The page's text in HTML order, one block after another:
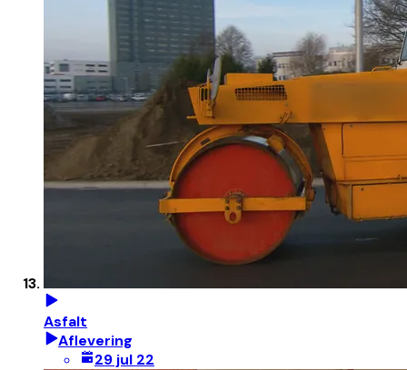
Asfalt
Aflevering
29 jul 22